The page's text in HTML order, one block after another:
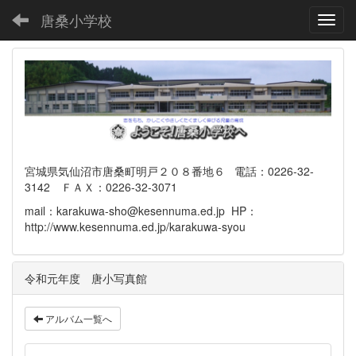
唐桑小学校
宮城県気仙沼市唐桑町明戸２０８番地６ 電話：0226-32-
3142 ＦＡＸ：0226-32-3071
mail：karakuwa-sho@kesennuma.ed.jp HP：
http://www.kesennuma.ed.jp/karakuwa-syou
令和元年度 唐小写真館
アルバム一覧へ